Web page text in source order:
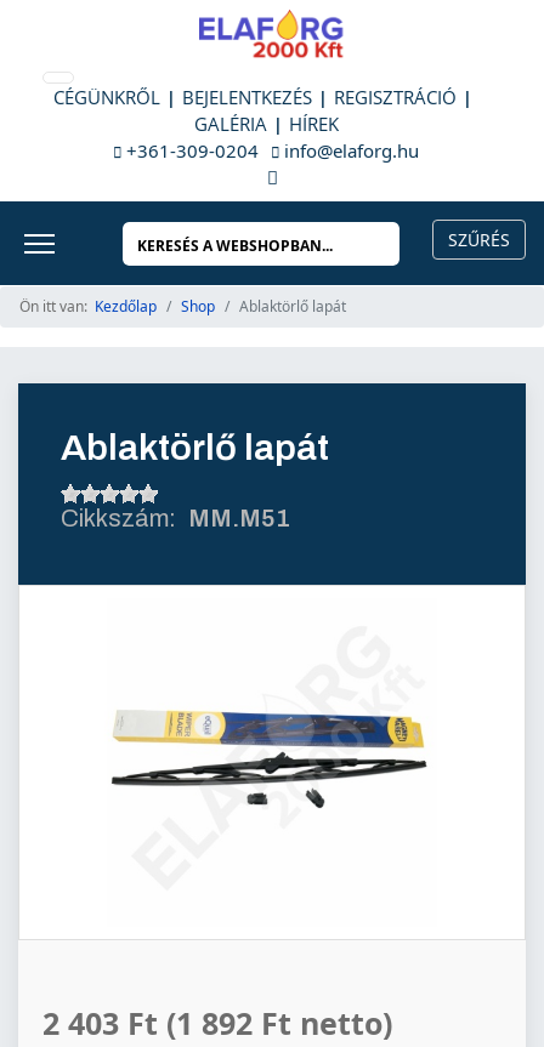
CÉGÜNKRŐL BEJELENTKEZÉS
REGISZTRÁCIÓ
GALÉRIA
HÍREK
+361-309-0204
info@elaforg.hu
Ön itt van: Kezdőlap Shop Ablaktörlő lapát
Ablaktörlő lapát
MM.M51
2 403 Ft (1 892 Ft netto)